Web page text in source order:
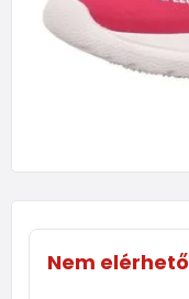
Nem elérhető